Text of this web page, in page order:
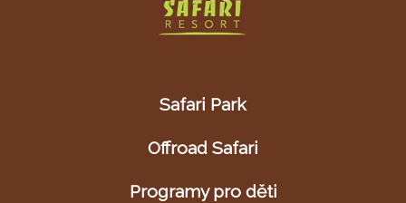
Safari Park
Offroad Safari
Programy pro děti